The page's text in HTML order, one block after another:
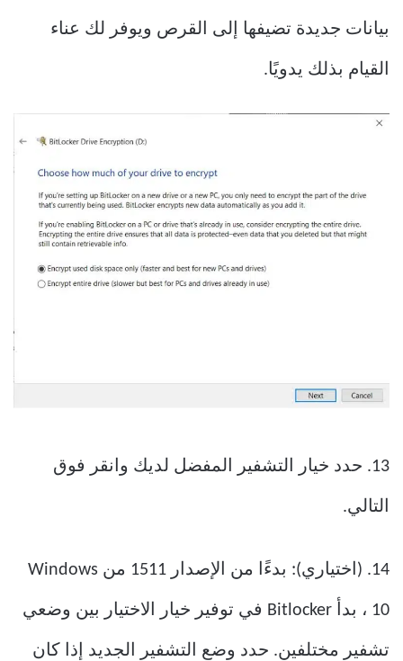
بيانات جديدة تضيفها إلى القرص ويوفر لك عناء
القيام بذلك يدويًا.
13. حدد خيار التشفير المفضل لديك وانقر فوق
التالي.
14. (اختياري): بدءًا من الإصدار 1511 من Windows
10 ، بدأ Bitlocker في توفير خيار الاختيار بين وضعي
تشفير مختلفين. حدد وضع التشفير الجديد إذا كان